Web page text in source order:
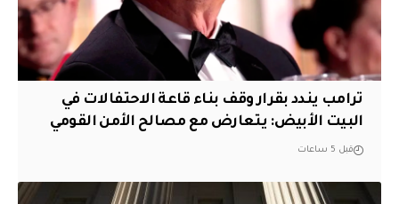
ترامب يندد بقرار وقف بناء قاعة الاحتفالات في
البيت الأبيض: يتعارض مع مصالح الأمن القومي
قبل 5 ساعات